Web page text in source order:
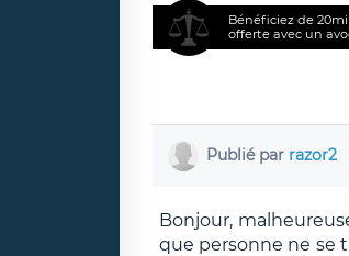
Bénéficiez de
offerte avec un
Publié par razor2
Bonjour,
que personne ne se